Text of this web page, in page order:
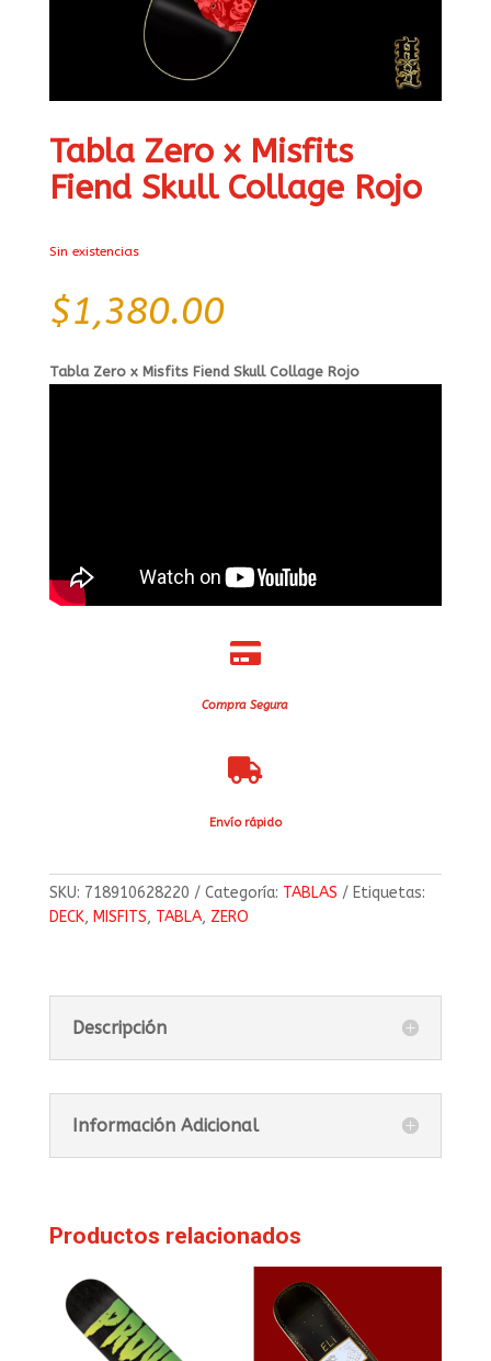
Tabla Zero x Misfits
Fiend Skull Collage Rojo
Sin existencias
$1,380.00
Tabla Zero x Misfits Fiend Skull Collage Rojo

Compra Segura

Envío rápido
SKU: 718910628220 Categoría: TABLAS
Etiquetas:
DECK, MISFITS, TABLA, ZERO
Descripción
Información Adicional
Productos relacionados